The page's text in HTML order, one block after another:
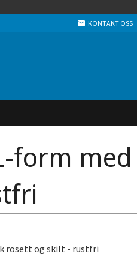
KONTAKT OSS
form med
rosett og skilt - rustfri